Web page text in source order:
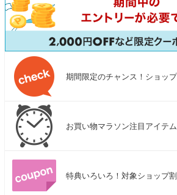
期間限定のチャンス！ショッ
お買い物マラソン注目アイテ
特典いろいろ！対象ショップ